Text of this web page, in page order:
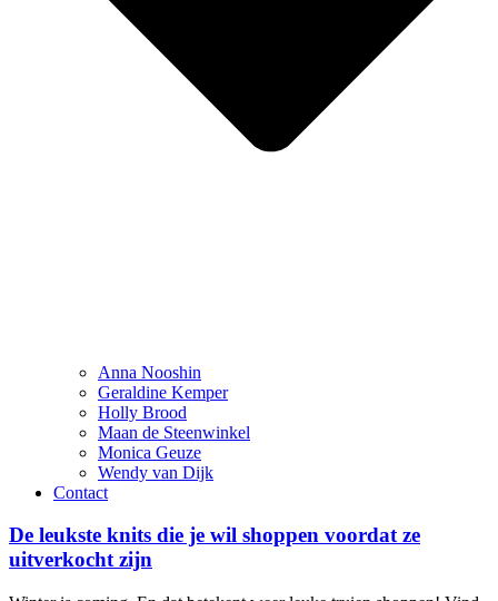
Anna Nooshin
Geraldine Kemper
Holly Brood
Maan de Steenwinkel
Monica Geuze
Wendy van Dijk
Contact
De leukste knits die je wil shoppen voordat ze
uitverkocht zijn